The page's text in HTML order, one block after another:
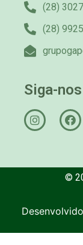
(28)
(28)
Siga-nos
©